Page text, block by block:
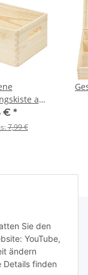
Sie den
YouTube,
ändern
Details finden
aus
x 13 cm
€ *
7,99 €